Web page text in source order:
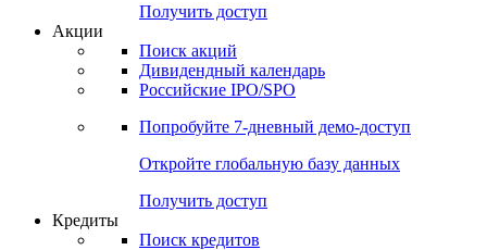
Получить доступ
Акции
Поиск акций
Дивидендный календарь
Российские IPO/SPO
Попробуйте 7-дневный демо-доступ
Откройте глобальную базу данных
Получить доступ
Кредиты
Поиск кредитов